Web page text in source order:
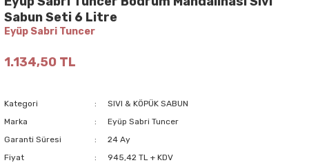
Sabun Seti 6 Litre
Eyüp Sabri Tuncer
1.134,50 TL
Kategori
SIVI & KÖPÜK SABUN
Marka
Eyüp Sabri Tuncer
Garanti Süresi
24 Ay
Fiyat
945,42 TL + KDV